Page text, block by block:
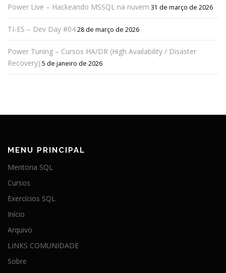
Power Live – Hackeando MSSQL na nuvem 31 de março de 2026
TI-ES – Dev Day #0428 de março de 2026
Power Tuning – Cursos HA/DR (High Availability / Disaster
Recovery) 5 de janeiro de 2026
MENU PRINCIPAL
Mentoria SQL
Cursos
Exercícios SQL
Início
Arquivo
LINKS COMUNIDADE
Sobre